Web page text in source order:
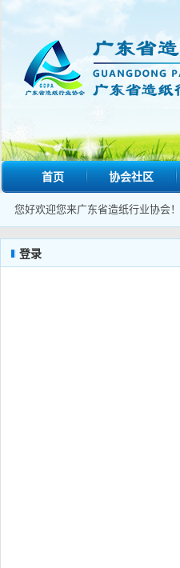
首页 协会社区
您好欢迎您来广东省造纸行业协会！
登录